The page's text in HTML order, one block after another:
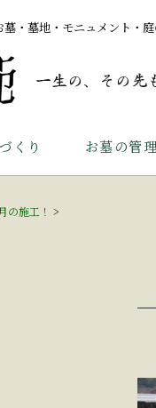
・墓地・モニュメント・
くり お墓の管理
の施工！ >